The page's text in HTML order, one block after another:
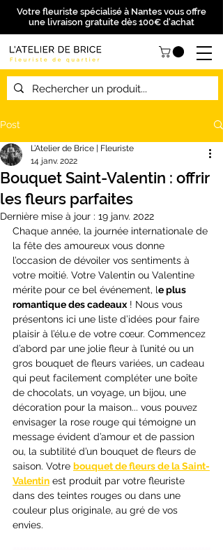
Votre fleuriste spécialisé à Nantes vous offre
une livraison gratuite dès 100€ d'achat
Post
Bouquet Saint-Valentin : offrir
les fleurs parfaites
L’Atelier de Brice | Fleuriste
14 janv. 2022
Dernière mise à jour : 19 janv. 2022
Chaque année, la journée internationale de
la fête des amoureux vous donne
l’occasion de dévoiler vos sentiments à
votre moitié. Votre Valentin ou Valentine
mérite pour ce bel événement, le plus
romantique des cadeaux ! Nous vous
présentons ici une liste d’idées pour faire
plaisir à l’élu.e de votre cœur. Commencez
d’abord par une jolie fleur à l’unité ou un
gros bouquet de fleurs variées, un cadeau
qui peut facilement compléter une boîte
de chocolats, un voyage, un bijou, une
décoration pour la maison... vous pouvez
envisager la rose rouge qui témoigne un
message évident d’amour et de passion
ou, la subtilité d’un bouquet de fleurs de
saison. Votre bouquet de fleurs de la Saint-
Valentin est produit par votre fleuriste
dans des teintes rouges ou dans une
couleur plus originale, au gré de vos
envies.